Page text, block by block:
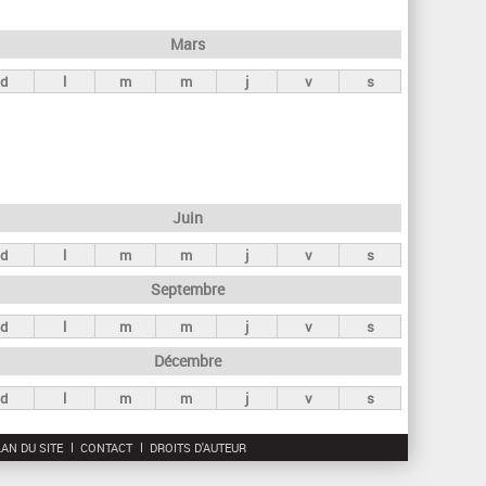
r
c
Mars
d l m m j v s
Juin
d l m m j v s
Septembre
d l m m j v s
Décembre
d l m m j v s
DU SITE CONTACT DROITS D'AUTEUR